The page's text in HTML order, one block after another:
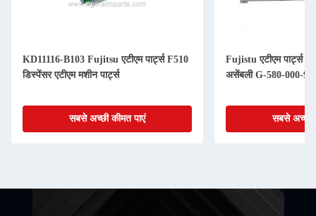
KD11116-B103 Fujitsu एटीएम पार्ट्स F510
डिस्पेंसर एटीएम मशीन पार्ट्स
सबसे अच्छी कीमत पाएं
Fujistu एटीएम पार्ट्स
असेंबली G-580-000-
सबसे अच्छी